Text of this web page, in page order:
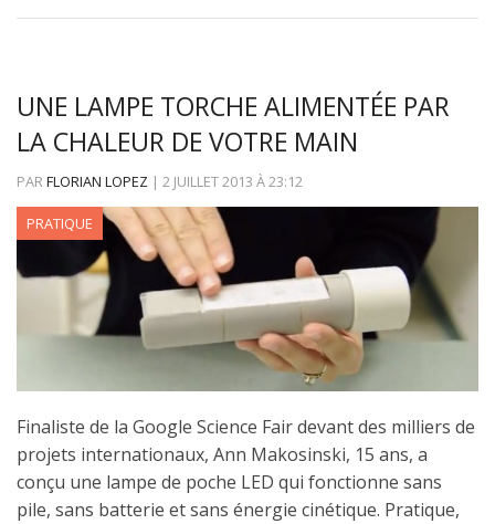
UNE LAMPE TORCHE ALIMENTÉE PAR
LA CHALEUR DE VOTRE MAIN
PARFLORIAN LOPEZ | 2 JUILLET 2013 À23:12
PRATIQUE
Finaliste de la Google Science Fair devant des milliers de
projets internationaux, Ann Makosinski, 15 ans, a
conçu une lampe de poche LED qui fonctionne sans
pile, sans batterie et sans énergie cinétique. Pratique,